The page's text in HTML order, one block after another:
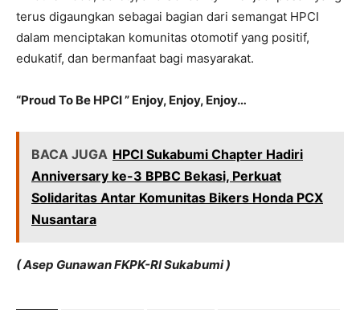
terus digaungkan sebagai bagian dari semangat HPCI
dalam menciptakan komunitas otomotif yang positif,
edukatif, dan bermanfaat bagi masyarakat.
“Proud To Be HPCI ” Enjoy, Enjoy, Enjoy…
BACA JUGA HPCI Sukabumi Chapter Hadiri
Anniversary ke-3 BPBC Bekasi, Perkuat
Solidaritas Antar Komunitas Bikers Honda PCX
Nusantara
( Asep Gunawan FKPK-RI Sukabumi )